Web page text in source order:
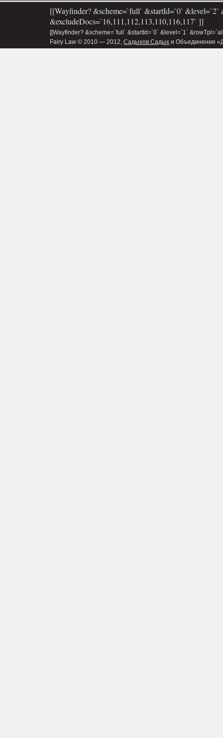
[[Wayfinder? &scheme=`full` &startId=`0`
&excludeDocs=`16,111,112,113,110,116,117` ]]
[[Wayfinder? &scheme=`full` &startId=`0` &level=`1`
Fairy Law © 2010 — 2012,Садыхов Садых и Объединение